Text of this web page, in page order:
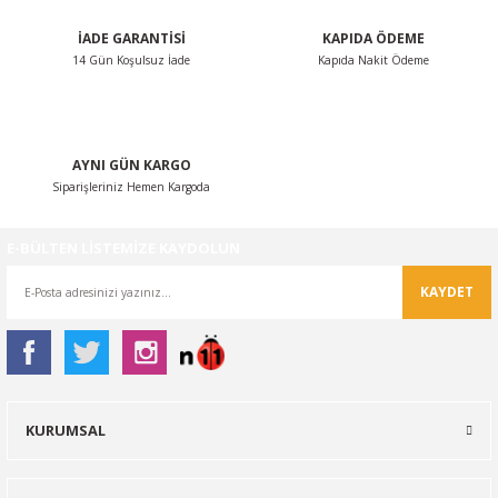
İADE GARANTİSİ
14 Gün Koşulsuz İade
KAPIDA ÖDEME
Kapıda Nakit Ödeme
AYNI GÜN KARGO
Siparişleriniz Hemen Kargoda
KAYDET
KURUMSAL